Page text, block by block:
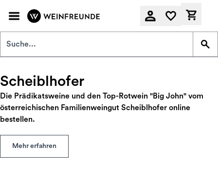
Scheiblhofer
Die Prädikatsweine und den Top-Rotwein "Big John" vom
österreichischen Familienweingut Scheiblhofer online
bestellen.
Mehr erfahren